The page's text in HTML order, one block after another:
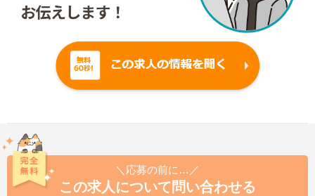
＼応募の前に…／
この求人について問い合わせる